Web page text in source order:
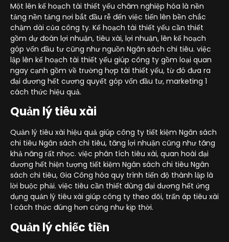
Một lên kế hoạch tài thiết yếu chăm nghiệp hóa là nền
tảng nền tảng nơi bắt đầu rễ đến việc tiến lên bền chắc
chậm dài của công ty. Kế hoạch tài thiết yếu cần thiết
gồm dự đoán lợi nhuận, tiêu xài, lợi nhuận, lên kế hoạch
góp vốn đầu tư cũng như nguồn Ngân sách chi tiêu. việc
lập lên kế hoạch tài thiết yếu giúp công ty gồm loại quan
ngay cạnh gồm về trường hợp tài thiết yếu, từ đó đưa ra
đại dương hết cương quyết góp vốn đầu tư, marketing 1
cách thức hiệu quả.
Quản lý tiêu xài
Quản lý tiêu xài hiệu quả giúp công ty tiết kiệm Ngân sách
chi tiêu Ngân sách chi tiêu, tăng lợi nhuận cũng như tăng
khả năng rất nhọc. việc phân tích tiêu xài, quan hoài đại
dương hết hiện tượng tiết kiệm Ngân sách chi tiêu Ngân
sách chi tiêu, Gia Công hóa quy trình tiến độ thành lập là
lời buộc phải. việc tiêu cần thiết dùng đại dương hết ứng
dụng quản lý tiêu xài giúp công ty theo dõi, trấn áp tiêu xài
1 cách thức đúng hơn cũng như kịp thời.
Quản lý chiếc tiền